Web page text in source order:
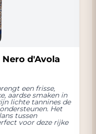
d'Avola
een frisse,
aardse smaken in
lichte tannines de
Het
tussen
voor deze rijke